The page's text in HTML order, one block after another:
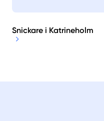
Snickare i Katrineholm